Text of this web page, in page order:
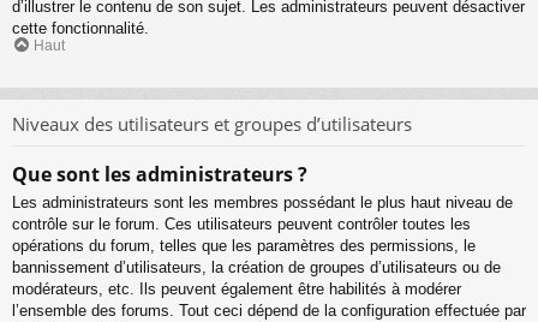
d’illustrer le contenu de son sujet. Les administrateurs peuvent désactiver
cette fonctionnalité.
Haut
Niveaux des utilisateurs et groupes d’utilisateurs
Que sont les administrateurs ?
Les administrateurs sont les membres possédant le plus haut niveau de
contrôle sur le forum. Ces utilisateurs peuvent contrôler toutes les
opérations du forum, telles que les paramètres des permissions, le
bannissement d’utilisateurs, la création de groupes d’utilisateurs ou de
modérateurs, etc. Ils peuvent également être habilités à modérer
l’ensemble des forums. Tout ceci dépend de la configuration effectuée par